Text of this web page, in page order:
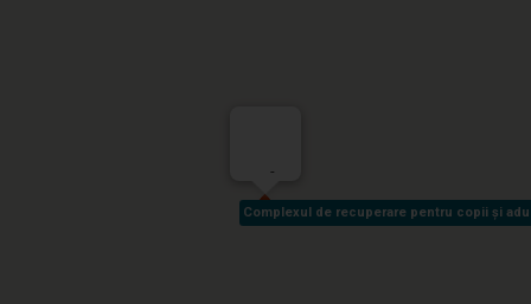
Complexul de recuperare pentru copii și
Complexul de recuperare pentru copii și
-